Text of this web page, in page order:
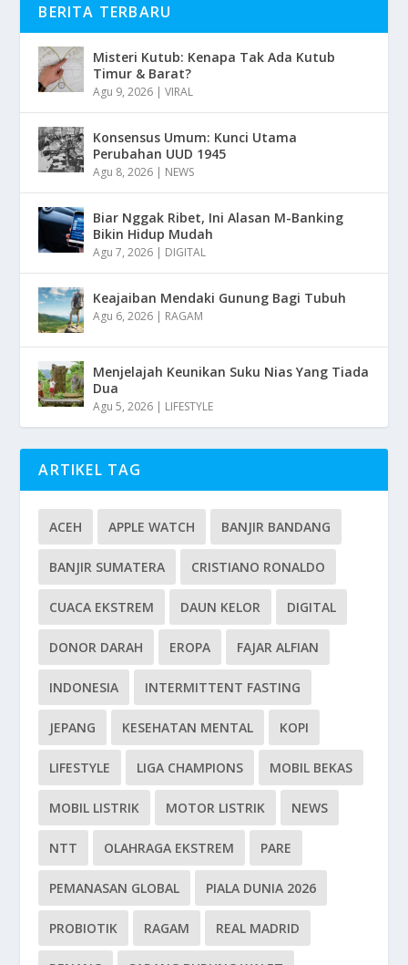
BERITA TERBARU
Misteri Kutub: Kenapa Tak Ada Kutub
Timur & Barat?
Agu 9, 2026 |VIRAL
Konsensus Umum: Kunci Utama
Perubahan UUD 1945
Agu 8, 2026 | NEWS
Biar Nggak Ribet, Ini Alasan M-Banking
Bikin Hidup Mudah
Agu 7, 2026 | DIGITAL
Keajaiban Mendaki Gunung Bagi Tubuh
Agu 6, 2026 | RAGAM
Menjelajah Keunikan Suku Nias Yang Tiada
Dua
Agu 5, 2026 | LIFESTYLE
ARTIKEL TAG
ACEH APPLE WATCH BANJIR BANDANG
BANJIR SUMATERA CRISTIANO RONALDO
CUACA EKSTREM DAUN KELOR DIGITAL
DONOR DARAH EROPA FAJAR ALFIAN
INDONESIA INTERMITTENT FASTING
JEPANG KESEHATAN MENTAL KOPI
LIFESTYLE LIGA CHAMPIONS MOBIL BEKAS
MOBIL LISTRIK MOTOR LISTRIK NEWS
NTT OLAHRAGA EKSTREM PARE
PEMANASAN GLOBAL PIALA DUNIA 2026
PROBIOTIK RAGAM REAL MADRID